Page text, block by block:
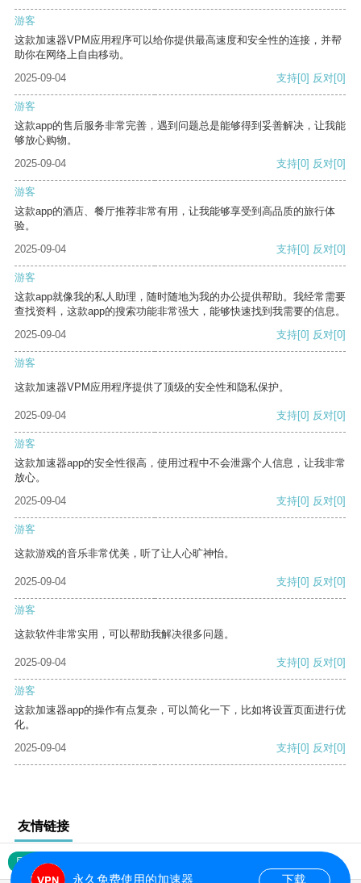
游客
这款加速器VPM应用程序可以给你提供最高速度和安全性的连接，并帮
助你在网络上自由移动。
2025-09-04
支持[0] 反对[0]
游客
这款app的售后服务非常完善，遇到问题总是能够得到妥善解决，让我能
够放心购物。
2025-09-04
支持[0] 反对[0]
游客
这款app的酒店、餐厅推荐非常有用，让我能够享受到高品质的旅行体
验。
2025-09-04
支持[0] 反对[0]
游客
这款app就像我的私人助理，随时随地为我的办公提供帮助。我经常需要
查找资料，这款app的搜索功能非常强大，能够快速找到我需要的信息。
2025-09-04
支持[0] 反对[0]
游客
这款加速器VPM应用程序提供了顶级的安全性和隐私保护。
2025-09-04 支持[0] 反对[0]
游客
这款加速器app的安全性很高，使用过程中不会泄露个人信息，让我非常
放心。
2025-09-04
支持[0] 反对[0]
游客
这款游戏的音乐非常优美，听了让人心旷神怡。
2025-09-04 支持[0] 反对[0]
游客
这款软件非常实用，可以帮助我解决很多问题。
2025-09-04 支持[0] 反对[0]
游客
这款加速器app的操作有点复杂，可以简化一下，比如将设置页面进行优
化。
2025-09-04
支持[0] 反对[0]
友情链接
网站地图
永久免费使用的加速器 下载